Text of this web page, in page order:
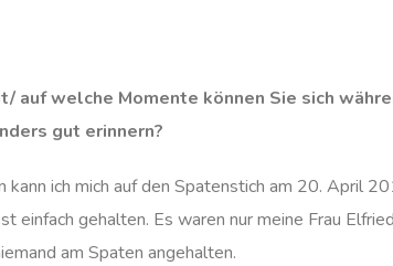
auf welche Momente können Sie sich
gut erinnern?
kann ich mich auf den Spatenstich am 20. April
einfach gehalten. Es waren nur meine Frau
am Spaten angehalten.